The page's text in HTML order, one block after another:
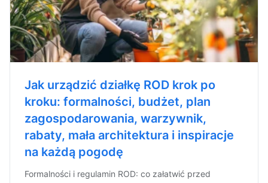
Jak urządzić działkę ROD krok po
kroku: formalności, budżet, plan
zagospodarowania, warzywnik,
rabaty, mała architektura i inspiracje
na każdą pogodę
Formalności i regulamin ROD: co załatwić przed